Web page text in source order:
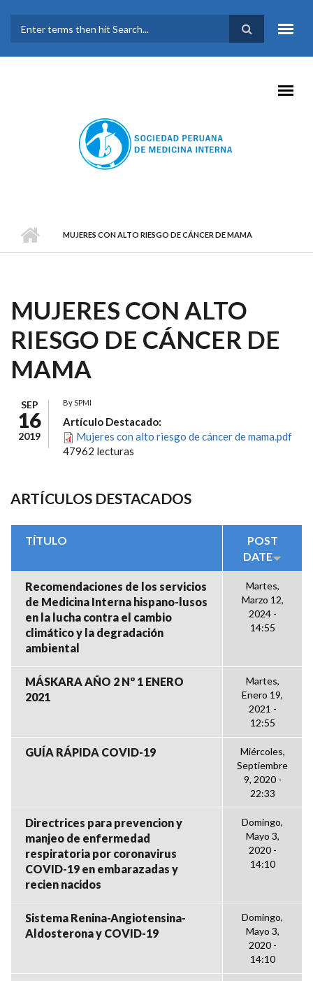
FORMULARIO DE
BÚSQUEDA
MUJERES CON ALTO RIESGO DE CÁNCER DE MAMA
MUJERES CON ALTO
RIESGO DE CÁNCER DE
MAMA
SEP
16
2019
BySPMI
Artículo Destacado:
Mujeres con alto riesgo de cáncer de mama.pdf
47962 lecturas
ARTÍCULOS DESTACADOS
TÍTULO
POST
DATE
Recomendaciones de los servicios
de Medicina Interna hispano-lusos
en la lucha contra el cambio
climático y la degradación
ambiental
Martes,
Marzo 12,
2024 -
14:55
MÁSKARA AÑO 2 Nº 1 ENERO
2021
Martes,
Enero 19,
2021 -
12:55
GUÍA RÁPIDA COVID-19
Miércoles,
Septiembre
9, 2020 -
22:33
Directrices para prevencion y
manjeo de enfermedad
respiratoria por coronavirus
COVID-19 en embarazadas y
recien nacidos
Domingo,
Mayo 3,
2020 -
14:10
Sistema Renina-Angiotensina-
Aldosterona y COVID-19
Domingo,
Mayo 3,
2020 -
14:10